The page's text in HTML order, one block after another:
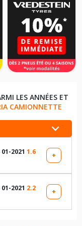
LES ANNÉES ET
CAMIONNETTE
2021 1.6
+
2021 2.2
+